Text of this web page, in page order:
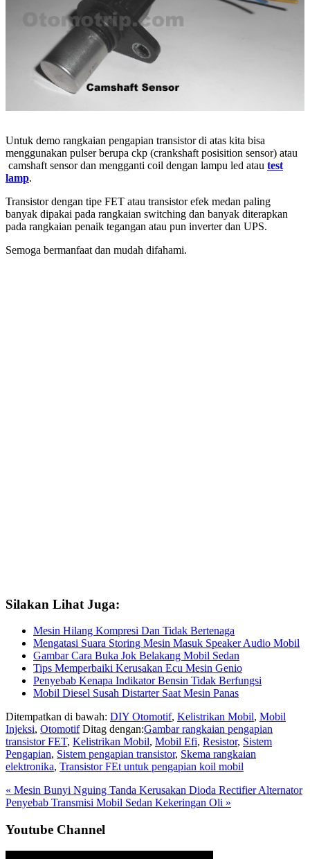
Untuk demo rangkaian pengapian transistor di atas kita bisa
menggunakan pulser berupa ckp (crankshaft posisition sensor) atau
camshaft sensor dan mengganti coil dengan lampu led atau test
lamp.
Transistor dengan tipe FET atau transistor efek medan paling
banyak dipakai pada rangkaian switching dan banyak diterapkan
pada rangkaian penaik tegangan atau pun inverter dan UPS.
Semoga bermanfaat dan mudah difahami.
Silakan Lihat Juga:
Mesin Hilang Kompresi Dan Tidak Bertenaga
Mengatasi Suara Storing Mesin Masuk Speaker Audio Mobil
Gambar Cara Buka Jok Belakang Mobil Sedan
Tips Memperbaiki Kerusakan Ecu Mesin Genio
Penyebab Kenapa Indikator Bensin Tidak Berfungsi
Mobil Diesel Susah Distarter Saat Mesin Panas
Ditempatkan di bawah: DIY Otomotif, Kelistrikan Mobil, Mobil
Injeksi, Otomotif Ditag dengan:Gambar rangkaian pengapian
transistor FET, Kelistrikan Mobil, Mobil Efi, Resistor, Sistem
Pengapian, Sistem pengapian transistor, Skema rangkaian
elektronika, Transistor FEt untuk pengapian koil mobil
Previous
Post:
« Mesin Bunyi Nguing Tanda Kerusakan Dioda Rectifier Alternator
Next
Penyebab Transmisi Mobil Sedan Kekeringan Oli »
Sidebar
Utama
Youtube Channel